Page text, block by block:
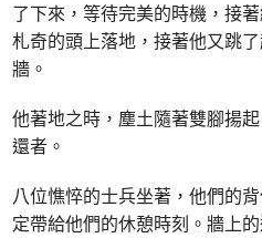
了下來，等待完美的時機，接
札奇的頭上落地，接著他又跳
牆。
他著地之時，塵土隨著雙腳揚
還者。
八位憔悴的士兵坐著，他們的
定帶給他們的休憩時刻。牆上